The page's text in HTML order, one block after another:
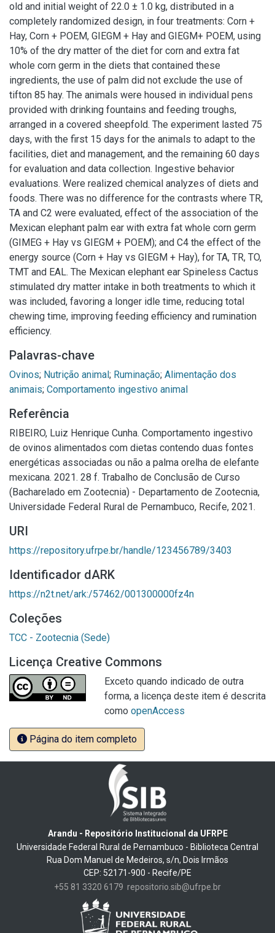
old and initial weight of 22.0 ± 1.0 kg, distributed in a
completely randomized design, in four treatments: Corn +
Hay, Corn + POEM, GIEGM + Hay and GIEGM+ POEM, using
10% of the dry matter of the diet for corn and extra fat
whole corn germ in the diets that contained these
ingredients, the use of palm did not exclude the use of
tifton 85 hay. The animals were housed in individual pens
provided with drinking fountains and feeding troughs,
arranged in a covered sheepfold. The experiment lasted 75
days, with the first 15 days for the animals to adapt to the
facilities, diet and management, and the remaining 60 days
for evaluation and data collection. Ingestive behavior
evaluations. Were realized chemical analyzes of diets and
foods. There was no difference for the contrasts where TR,
TA and C2 were evaluated, effect of the association of the
Mexican elephant palm ear with extra fat whole corn germ
(GIMEG + Hay vs GIEGM + POEM); and C4 the effect of the
energy source (Corn + Hay vs GIEGM + Hay), for TA, TR, TO,
TMT and EAL. The Mexican elephant ear Spineless Cactus
stimulated dry matter intake in both treatments to which it
was included, favoring a longer idle time, reducing total
chewing time, improving feeding efficiency and rumination
efficiency.
Palavras-chave
Ovinos; Nutrição animal; Ruminação; Alimentação dos
animais; Comportamento ingestivo animal
Referência
RIBEIRO, Luiz Henrique Cunha. Comportamento ingestivo
de ovinos alimentados com dietas contendo duas fontes
energéticas associadas ou não a palma orelha de elefante
mexicana. 2021. 28 f. Trabalho de Conclusão de Curso
(Bacharelado em Zootecnia) - Departamento de Zootecnia,
Universidade Federal Rural de Pernambuco, Recife, 2021.
URI
https://repository.ufrpe.br/handle/123456789/3403
Identificador dARK
https://n2t.net/ark:/57462/001300000fz4n
Coleções
TCC - Zootecnia (Sede)
Licença Creative Commons
Exceto quando indicado de outra
forma, a licença deste item é descrita
como openAccess
Página do item completo
Arandu - Repositório Institucional da UFRPE
Universidade Federal Rural de Pernambuco - Biblioteca Central
Rua Dom Manuel de Medeiros, s/n, Dois Irmãos
CEP: 52171-900 - Recife/PE
+55 81 3320 6179 repositorio.sib@ufrpe.br